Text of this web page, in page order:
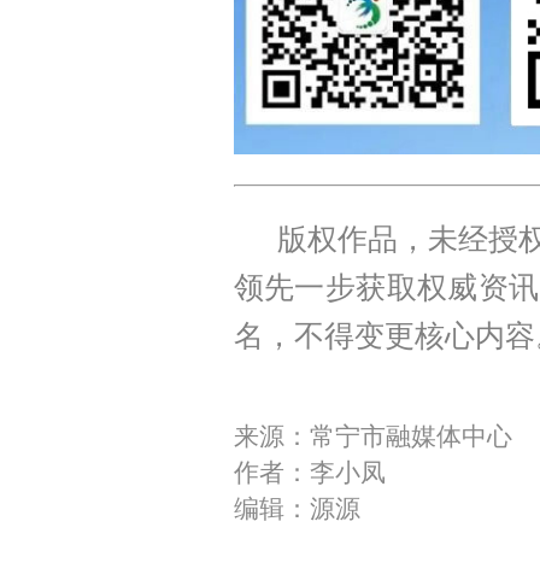
版权作品，未经授
领先一步获取权威资
名，不得变更核心内
来源：常宁市融媒体中心
作者：李小凤
编辑：源源